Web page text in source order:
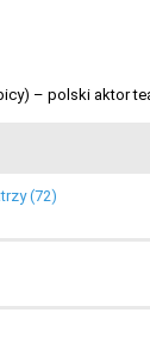
– polski aktor
(72)